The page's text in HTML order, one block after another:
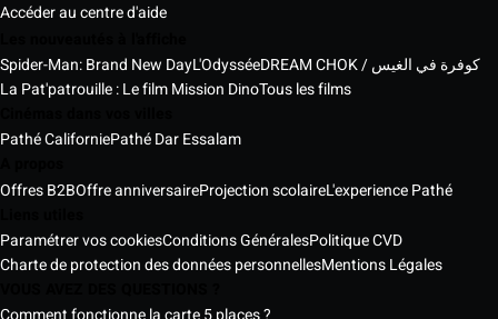
Accéder au centre d'aide
Spider-Man: Brand New DayL'Odyssée
DREAM CHOK / كوفرة في الغيس
La Pat'patrouille : Le film Mission DinoTous les films
Pathé CaliforniePathé Dar Essalam
Offres B2BOffre anniversaireProjection scolaireL'experience Pathé
Paramétrer vos cookiesConditions GénéralesPolitique CVD
Charte de protection des données personnellesMentions Légales